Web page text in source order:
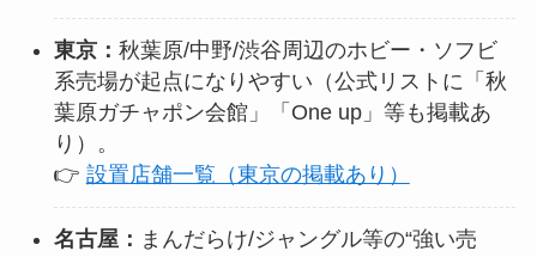
東京： 秋葉原/中野/渋谷周辺のホビー・ソフビ
系売場が起点になりやすい（公式リストに「秋
葉原ガチャポン会館」「One up」等も掲載あ
り）。
👉 設置店舗一覧（東京の掲載あり）
名古屋： まんだらけ/ジャングル等の“強い売